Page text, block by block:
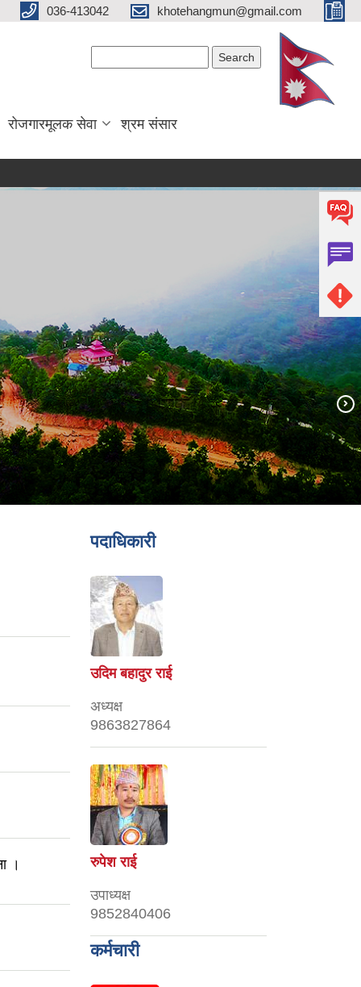
036-413042 khotehangmun@gmail.com
रोजगारमूलक सेवा श्रम संसार
।
पदाधिकारी
उदिम बहादुर राई
अध्यक्ष
9863827864
रुपेश राई
उपाध्यक्ष
9852840406
कर्मचारी